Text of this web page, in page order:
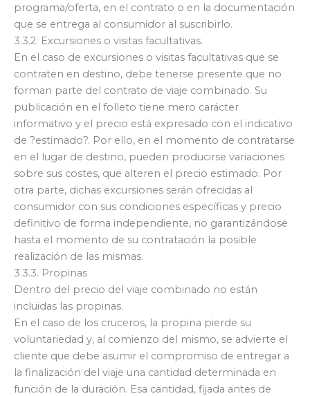
programa/oferta, en el contrato o en la documentación
que se entrega al consumidor al suscribirlo.
3.3.2. Excursiones o visitas facultativas.
En el caso de excursiones o visitas facultativas que se
contraten en destino, debe tenerse presente que no
forman parte del contrato de viaje combinado. Su
publicación en el folleto tiene mero carácter
informativo y el precio está expresado con el indicativo
de ?estimado?. Por ello, en el momento de contratarse
en el lugar de destino, pueden producirse variaciones
sobre sus costes, que alteren el precio estimado. Por
otra parte, dichas excursiones serán ofrecidas al
consumidor con sus condiciones específicas y precio
definitivo de forma independiente, no garantizándose
hasta el momento de su contratación la posible
realización de las mismas.
3.3.3. Propinas
Dentro del precio del viaje combinado no están
incluidas las propinas.
En el caso de los cruceros, la propina pierde su
voluntariedad y, al comienzo del mismo, se advierte el
cliente que debe asumir el compromiso de entregar a
la finalización del viaje una cantidad determinada en
función de la duración. Esa cantidad, fijada antes de